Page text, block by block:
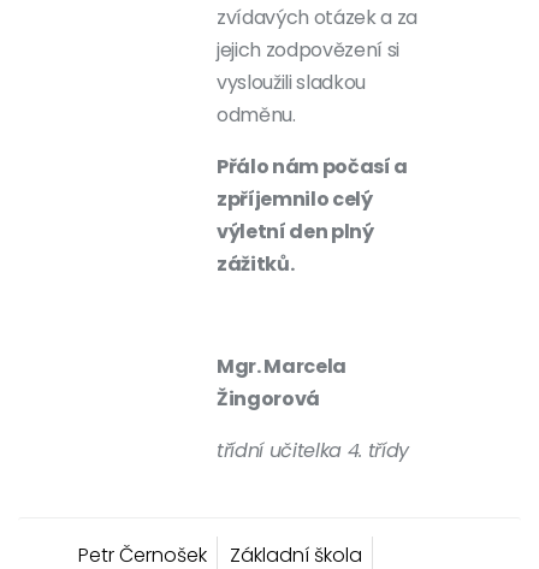
zvídavých otázek a za
jejich zodpovězení si
vysloužili sladkou
odměnu.
Přálo nám počasí a
zpříjemnilo celý
výletní den plný
zážitků.
Mgr. Marcela
Žingorová
třídní učitelka 4. třídy
Petr Černošek
Základní škola